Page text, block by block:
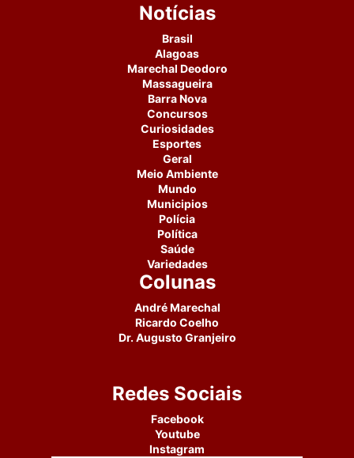
Notícias
Brasil
Alagoas
Marechal Deodoro
Massagueira
Barra Nova
Concursos
Curiosidades
Esportes
Geral
Meio Ambiente
Mundo
Municipios
Polícia
Política
Saúde
Variedades
Colunas
André Marechal
Ricardo Coelho
Dr. Augusto Granjeiro
Redes Sociais
Facebook
Youtube
Instagram